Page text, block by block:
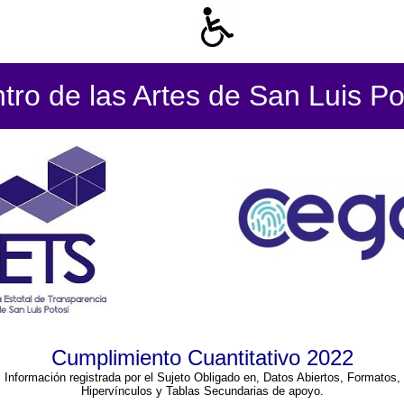
de las Artes de San Luis
Cumplimiento Cuantitativo 2022
Información registrada por el Sujeto Obligado en, Datos Abiertos, Formatos,
Hipervínculos y Tablas Secundarias de apoyo.